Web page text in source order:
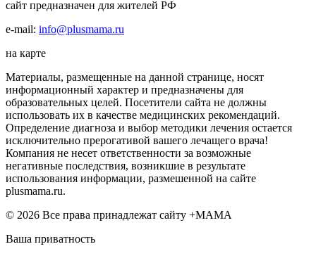
сайт предназначен для жителей РФ
e-mail: info@plusmama.ru
на карте
Материалы, размещенные на данной странице, носят
информационный характер и предназначены для
образовательных целей. Посетители сайта не должны
использовать их в качестве медицинских рекомендаций.
Определение диагноза и выбор методики лечения остается
исключительно прерогативой вашего лечащего врача!
Компания не несет ответственности за возможные
негативные последствия, возникшие в результате
использования информации, размешенной на сайте
plusmama.ru.
© 2026 Все права принадлежат сайту +МАМА
Ваша приватность